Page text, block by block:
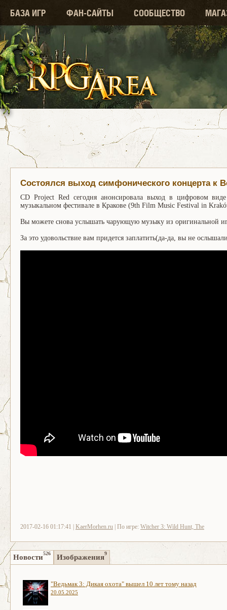
БАЗА ИГР ФАН-САЙТЫ СООБЩЕСТВО
Состоялся выход симфонического концерта к
CD Project Red сегодня анонсировала выход в цифровом
музыкальном фестивале в Кракове (9th Film Music Festival in
Вы можете снова услышать чарующую музыку из оригинальной
За это удовольствие вам придется заплатить(да-да, вы не
2017-02-16 01:17:41 | KaerMorhen.ru | По игре: Witcher 3: Wild Hunt, The
Новости526 Изображения9
"Ведьмак 3: Дикая охота" вышел 10 лет тому назад
20.05.2025